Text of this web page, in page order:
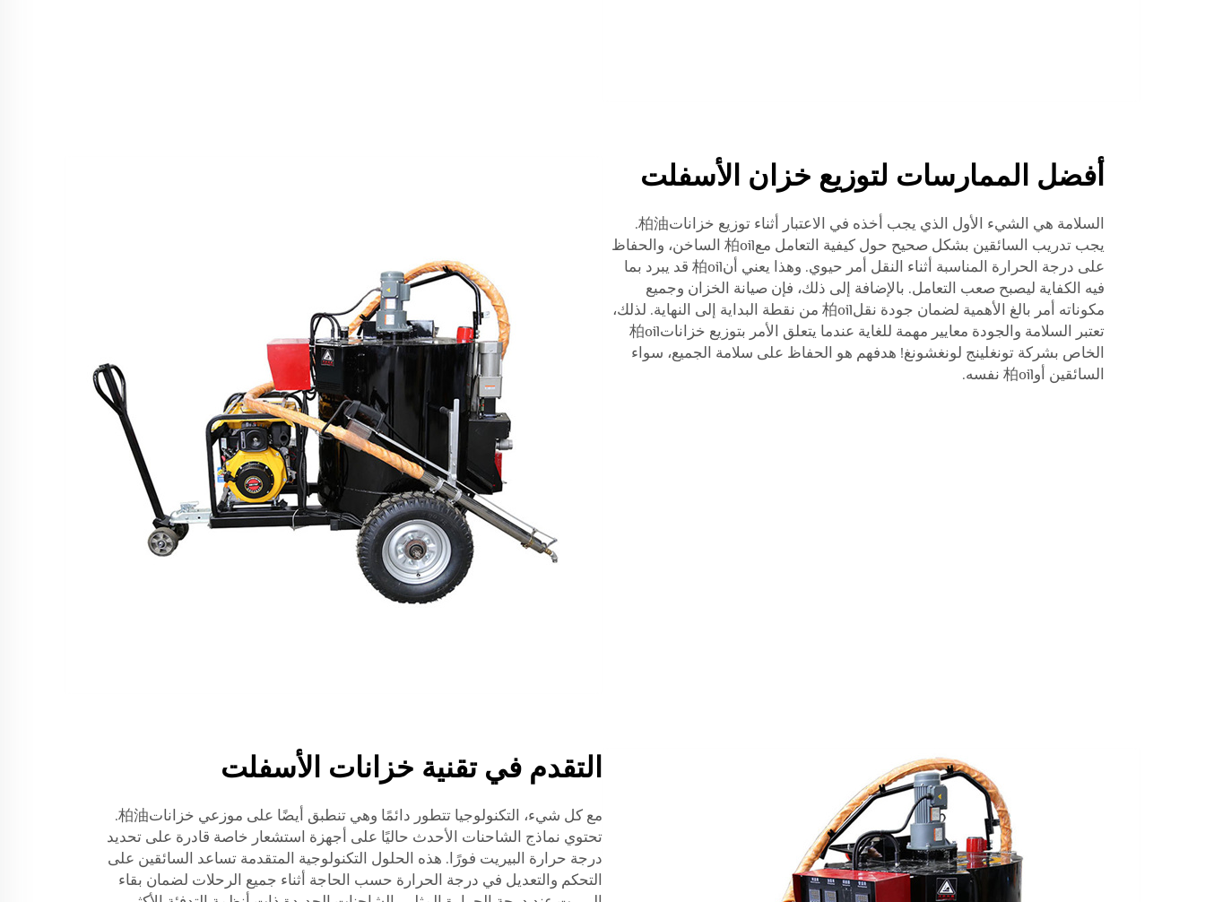
أفضل الممارسات لتوزيع خزان الأسفلت
السلامة هي الشيء الأول الذي يجب أخذه في الاعتبار أثناء توزيع خزانات柏油.
يجب تدريب السائقين بشكل صحيح حول كيفية التعامل مع柏oil الساخن، والحفاظ
على درجة الحرارة المناسبة أثناء النقل أمر حيوي. وهذا يعني أن柏oil قد يبرد بما
فيه الكفاية ليصبح صعب التعامل. بالإضافة إلى ذلك، فإن صيانة الخزان وجميع
مكوناته أمر بالغ الأهمية لضمان جودة نقل柏oil من نقطة البداية إلى النهاية. لذلك،
تعتبر السلامة والجودة معايير مهمة للغاية عندما يتعلق الأمر بتوزيع خزانات柏oil
الخاص بشركة تونغلينج لونغشونغ! هدفهم هو الحفاظ على سلامة الجميع، سواء
السائقين أو柏oil نفسه.
التقدم في تقنية خزانات الأسفلت
مع كل شيء، التكنولوجيا تتطور دائمًا وهي تنطبق أيضًا على موزعي خزانات柏油.
تحتوي نماذج الشاحنات الأحدث حاليًا على أجهزة استشعار خاصة قادرة على تحديد
درجة حرارة البيريت فورًا. هذه الحلول التكنولوجية المتقدمة تساعد السائقين على
التحكم والتعديل في درجة الحرارة حسب الحاجة أثناء جميع الرحلات لضمان بقاء